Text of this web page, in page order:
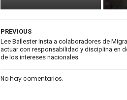
PREVIOUS
Lee Ballester insta a colaboradores de
actuar con responsabilidad y disciplina en
de los intereses nacionales
No hay comentarios.